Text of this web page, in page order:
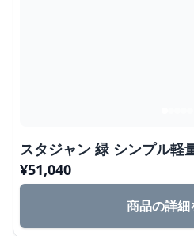
スタジャン 緑 シンプル軽
¥51,040
商品の詳細